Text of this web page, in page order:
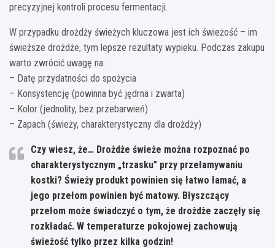
precyzyjnej kontroli procesu fermentacji.
W przypadku drożdży świeżych kluczowa jest ich świeżość – im
świeższe drożdże, tym lepsze rezultaty wypieku. Podczas zakupu
warto zwrócić uwagę na:
– Datę przydatności do spożycia
– Konsystencję (powinna być jędrna i zwarta)
– Kolor (jednolity, bez przebarwień)
– Zapach (świeży, charakterystyczny dla drożdży)
Czy wiesz, że… Drożdże świeże można rozpoznać po
charakterystycznym „trzasku” przy przełamywaniu
kostki? Świeży produkt powinien się łatwo łamać, a
jego przełom powinien być matowy. Błyszczący
przełom może świadczyć o tym, że drożdże zaczęły się
rozkładać. W temperaturze pokojowej zachowują
świeżość tylko przez kilka godzin!